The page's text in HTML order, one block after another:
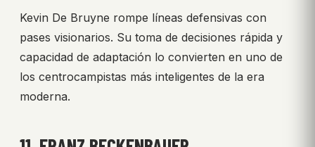
Kevin De Bruyne rompe líneas defensivas con
pases visionarios. Su toma de decisiones rápida y
capacidad de adaptación lo convierten en uno de
los centrocampistas más inteligentes de la era
moderna.